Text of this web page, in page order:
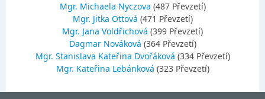
Mgr. Michaela Nyczova (487 Převzetí)
Mgr. Jitka Ottová (471 Převzetí)
Mgr. Jana Voldřichová (399 Převzetí)
Dagmar Nováková (364 Převzetí)
Mgr. Stanislava Kateřina Dvořáková (334 Převzetí)
Mgr. Kateřina Lebánková (323 Převzetí)